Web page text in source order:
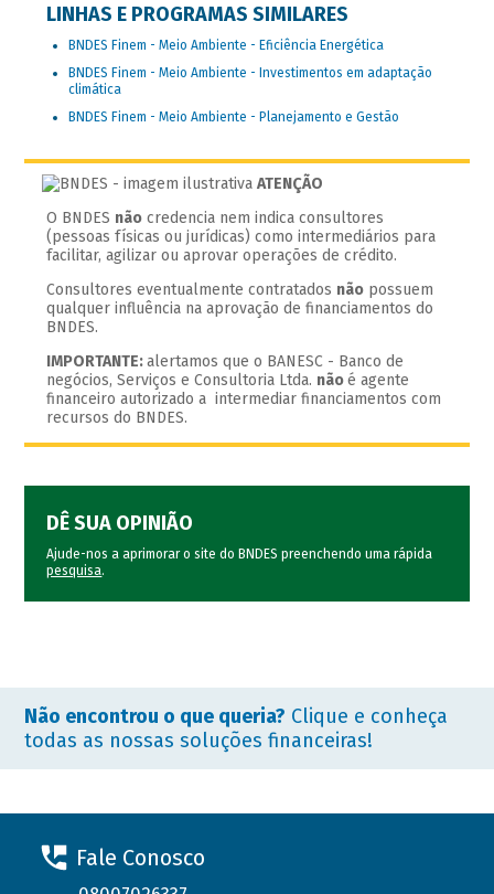
LINHAS E PROGRAMAS SIMILARES
BNDES Finem - Meio Ambiente - Eficiência Energética
BNDES Finem - Meio Ambiente - Investimentos em adaptação
climática
BNDES Finem - Meio Ambiente - Planejamento e Gestão
ATENÇÃO
O BNDES não credencia nem indica consultores
(pessoas físicas ou jurídicas) como intermediários para
facilitar, agilizar ou aprovar operações de crédito.
Consultores eventualmente contratados não possuem
qualquer influência na aprovação de financiamentos do
BNDES.
IMPORTANTE:alertamos que o BANESC - Banco de
negócios, Serviços e Consultoria Ltda. nãoé agente
financeiro autorizado a intermediar financiamentos com
recursos do BNDES.
DÊ SUA OPINIÃO
Ajude-nos a aprimorar o site do BNDES preenchendo uma rápida
pesquisa.
Não encontrou o que queria? Clique e conheça
todas as nossas soluções financeiras!
Fale Conosco